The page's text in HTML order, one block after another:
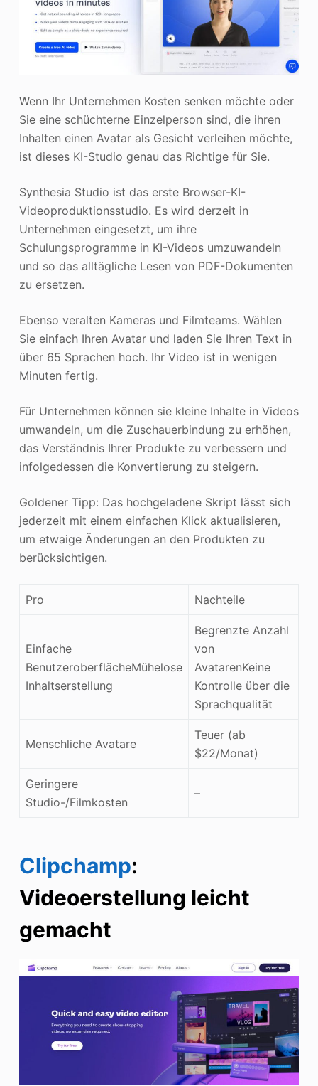
Wenn Ihr Unternehmen Kosten senken möchte oder
Sie eine schüchterne Einzelperson sind, die ihren
Inhalten einen Avatar als Gesicht verleihen möchte,
ist dieses KI-Studio genau das Richtige für Sie.
Synthesia Studio ist das erste Browser-KI-
Videoproduktionsstudio. Es wird derzeit in
Unternehmen eingesetzt, um ihre
Schulungsprogramme in KI-Videos umzuwandeln
und so das alltägliche Lesen von PDF-Dokumenten
zu ersetzen.
Ebenso veralten Kameras und Filmteams. Wählen
Sie einfach Ihren Avatar und laden Sie Ihren Text in
über 65 Sprachen hoch. Ihr Video ist in wenigen
Minuten fertig.
Für Unternehmen können sie kleine Inhalte in Videos
umwandeln, um die Zuschauerbindung zu erhöhen,
das Verständnis Ihrer Produkte zu verbessern und
infolgedessen die Konvertierung zu steigern.
Goldener Tipp: Das hochgeladene Skript lässt sich
jederzeit mit einem einfachen Klick aktualisieren,
um etwaige Änderungen an den Produkten zu
berücksichtigen.
Pro Nachteile
Einfache
BenutzeroberflächeMühelose
Inhaltserstellung
Begrenzte Anzahl
von
AvatarenKeine
Kontrolle über die
Sprachqualität
Menschliche Avatare
Teuer (ab
$22/Monat)
Geringere
Studio-/Filmkosten
–
Clipchamp:
Videoerstellung leicht
gemacht